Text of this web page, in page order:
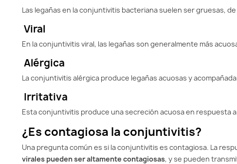
Las legañas en la conjuntivitis bacteriana suelen ser gruesas,
Viral
En la conjuntivitis viral, las legañas son generalmente más
Alérgica
La conjuntivitis alérgica produce legañas acuosas y
Irritativa
Esta conjuntivitis produce una secreción acuosa en respuesta
¿Es contagiosa la conjuntivitis?
Una pregunta común es si la conjuntivitis es contagiosa. La
virales pueden ser altamente contagiosas, y se pueden